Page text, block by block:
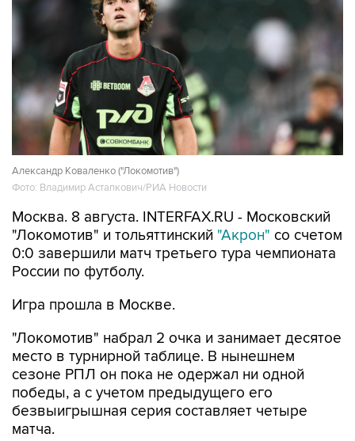
Александр Коваленко ("Локомотив")
Фото: Владимир Астапкович/РИА Новости
Москва. 8 августа. INTERFAX.RU - Московский
"Локомотив" и тольяттинский "Акрон" со счетом
0:0 завершили матч третьего тура чемпионата
России по футболу.
Игра прошла в Москве.
"Локомотив" набрал 2 очка и занимает десятое
место в турнирной таблице. В нынешнем
сезоне РПЛ он пока не одержал ни одной
победы, а с учетом предыдущего его
безвыигрышная серия составляет четыре
матча.